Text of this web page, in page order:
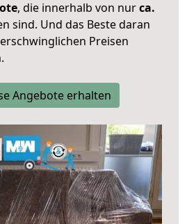
, die innerhalb von nurca.
sind. Und das Beste daran
Preisen
Angebote erhalten